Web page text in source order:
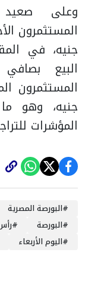
وعلى صعيد
جنيه، في
جنيه، وهو
المؤشرات
#البورصة المصرية
#البورصة #
#اليوم الأربعاء